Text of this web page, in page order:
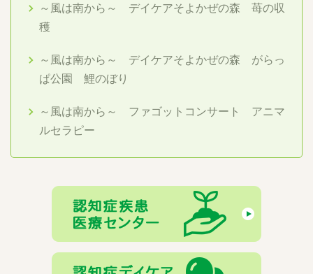
～風は南から～ デイケアそよかぜの森 苺の収
穫
～風は南から～ デイケアそよかぜの森 がらっ
ぱ公園 鯉のぼり
～風は南から～ ファゴットコンサート アニマ
ルセラピー